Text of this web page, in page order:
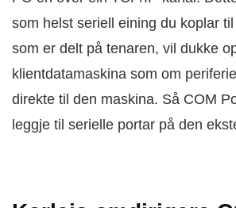
som helst seriell eining du koplar
som er delt på tenaren, vil dukke
klientdatamaskina som om
direkte til den maskina. Så COM
leggje til serielle portar på den